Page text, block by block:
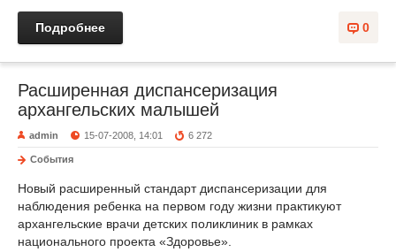
0
Подробнее
Расширенная диспансеризация
архангельских малышей
admin 15-07-2008, 14:01 6 272
События
Новый расширенный стандарт диспансеризации для
наблюдения ребенка на первом году жизни практикуют
архангельские врачи детских поликлиник в рамках
национального проекта «Здоровье».